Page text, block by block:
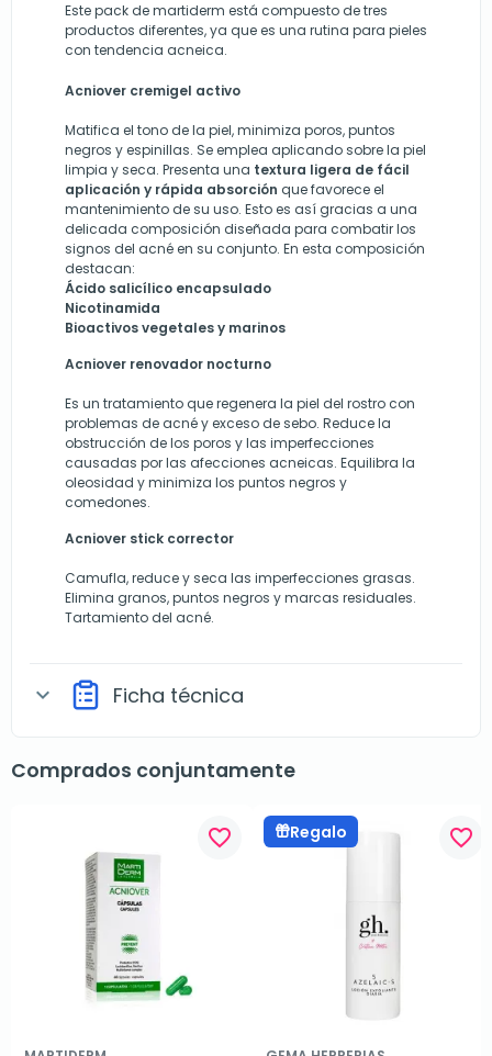
Este pack de martiderm está compuesto de tres
productos diferentes, ya que es una rutina para pieles
con tendencia acneica.
Acniover cremigel activo
Matifica el tono de la piel, minimiza poros, puntos
negros y espinillas. Se emplea aplicando sobre la piel
limpia y seca. Presenta una textura ligera de fácil
aplicación y rápida absorción que favorece el
mantenimiento de su uso. Esto es así gracias a una
delicada composición diseñada para combatir los
signos del acné en su conjunto. En esta composición
destacan:
Ácido salicílico encapsulado
Nicotinamida
Bioactivos vegetales y marinos
Acniover renovador nocturno
Es un tratamiento que regenera la piel del rostro con
problemas de acné y exceso de sebo. Reduce la
obstrucción de los poros y las imperfecciones
causadas por las afecciones acneicas. Equilibra la
oleosidad y minimiza los puntos negros y
comedones.
Acniover stick corrector
Camufla, reduce y seca las imperfecciones grasas.
Elimina granos, puntos negros y marcas residuales.
Tartamiento del acné.
expand_more Ficha técnica
Comprados conjuntamente
favorite_border Regalo favorite_border